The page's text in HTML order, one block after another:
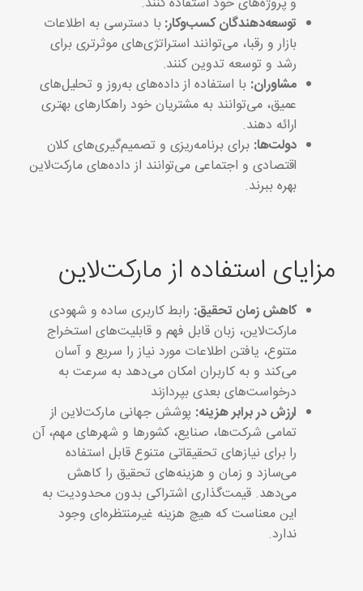
توسعه‌دهندگان کسب‌وکار:با دسترسی به اطلاعات
بازار و رقبا، می‌توانند استراتژی‌های موثرتری برای
رشد و توسعه تدوین کنند.
مشاوران: با استفاده از داده‌های به‌روز و تحلیل‌های
عمیق، می‌توانند به مشتریان خود راهکارهای بهتری
ارائه دهند.
دولت‌ها: برای برنامه‌ریزی و تصمیم‌گیری‌های کلان
اقتصادی و اجتماعی می‌توانند از داده‌های مارکت‌لاین
بهره ببرند.
مزایای استفاده از مارکت‌لاین
کاهش زمان تحقیق: رابط کاربری ساده و شهودی
مارکت‌لاین، زبان قابل فهم و قابلیت‌های استخراج
متنوع، یافتن اطلاعات مورد نیاز را سریع و آسان
می‌کند و به کاربران امکان می‌دهد به سرعت به
درخواست‌های بعدی بپردازند
ارزش در برابر هزینه: پوشش جهانی مارکت‌لاین از
تمامی شرکت‌ها، صنایع، کشورها و شهرهای مهم، آن
را برای نیازهای تحقیقاتی متنوع قابل استفاده
می‌سازد و زمان و هزینه‌های تحقیق را کاهش
می‌دهد. قیمت‌گذاری اشتراکی بدون محدودیت به
این معناست که هیچ هزینه غیرمنتظره‌ای وجود
ندارد.